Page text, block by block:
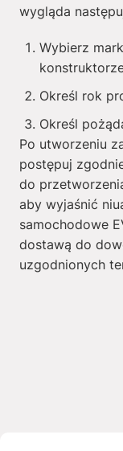
wygląda
Wybierz
Określ rok
Określ
Po utworzeniu
postępuj
do
aby wyjaśnić
samochodowe
dostawą do
uzgodnionych